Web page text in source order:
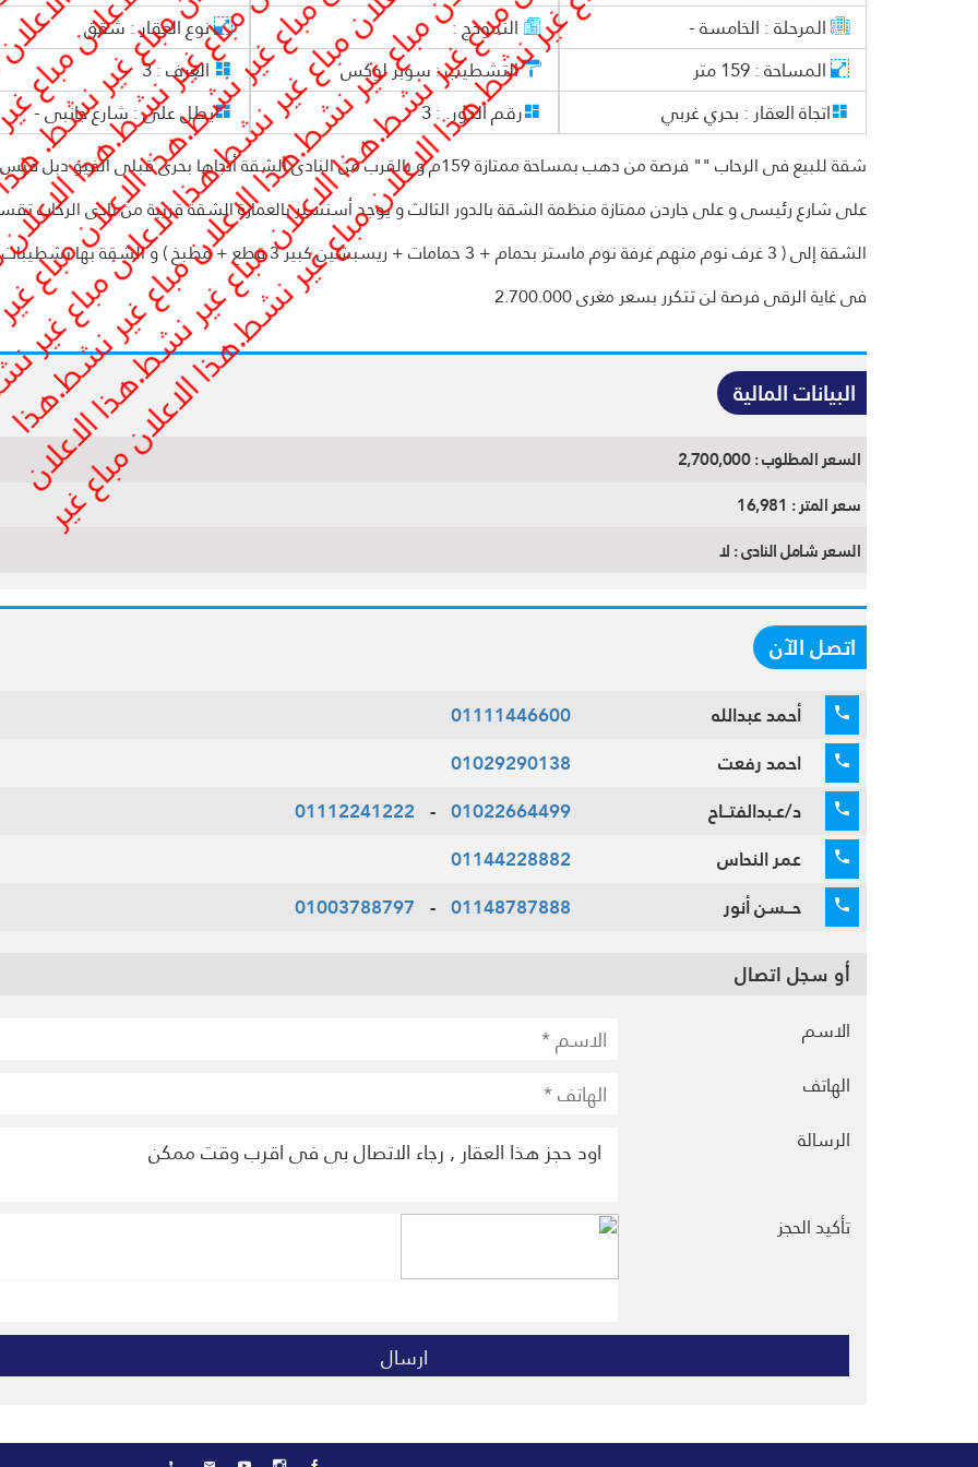
المرحلة :الخامسة - النموذج : نوع العقار :شقق
المساحة :159متر التشطيب :سوبر لوكس الغرف :3
اتجاة العقار :بحري غربي رقم الدور. :3 يطل على :شارع جانبى -
شقة للبيع فى الرحاب "" فرصة من دهب بمساحة ممتازة 159م و بالقرب من النادى الشقة أتجاها بحرى قبلى الفيو
على شارع رئيسى و على جاردن ممتازة منظمة الشقة بالدور الثالث و يوجد أسنسير بالعمارة الشقة قريبة من نادى الرحاب
الشقة إلى ( 3 غرف نوم منهم غرفة نوم ماستر بحمام + 3 حمامات + ريسبشين كبير 3 قطع + مطبخ ) و
فى غاية الرقى فرصة لن تتكرر بسعر مغرى 2.700.000
البيانات المالية
السعر المطلوب :2,700,000
سعر المتر :
السعر شامل النادى :لا
اتصل الآن
أحمد عبدالله
01111446600
احمد رفعت
01029290138
د/عـبدالفتــاح
01022664499
-
01112241222
عمر النحاس
01144228882
حــسن أنور
01148787888
-
01003788797
أو سجل اتصال
الاسم
الهاتف
الرسالة
تأكيد الحجز